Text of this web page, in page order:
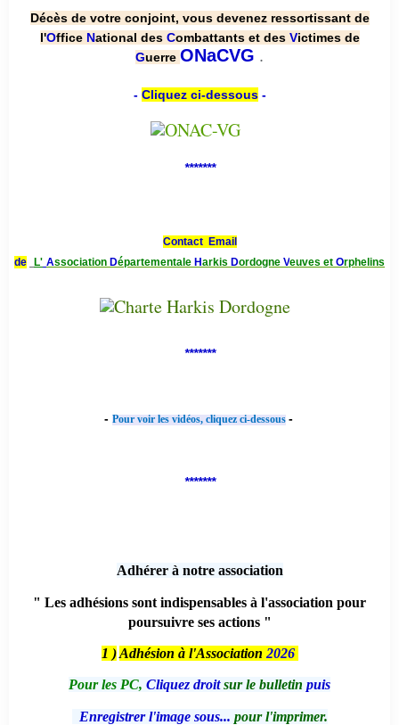
Décès de votre conjoint, vous devenez ressortissant de
l'Office National des Combattants et des Victimes de
Guerre ONaCVG .
- Cliquez ci-dessous-
*******
Contact Email
de
L' Association Départementale Harkis Dordogne Veuves et Orphelins
*******
- Pour voir les vidéos, cliquez ci-dessous -
*******
Adhérer à notre association
" Les adhésions sont indispensables à l'association pour
poursuivre ses actions "
1 ) Adhésion à l'Association 2026
Pour les PC, Cliquez droitsur le bulletin puis
Enregistrer l'image sous... pour l'imprimer.